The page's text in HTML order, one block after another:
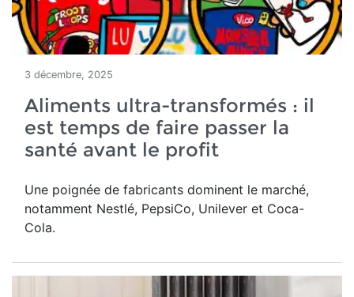
3 décembre, 2025
Aliments ultra-transformés : il
est temps de faire passer la
santé avant le profit
Une poignée de fabricants dominent le marché,
notamment Nestlé, PepsiCo, Unilever et Coca-
Cola.